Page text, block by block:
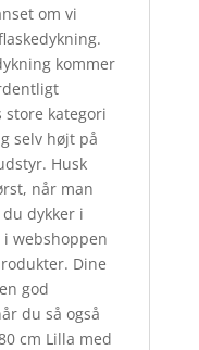
om vi
kommer
store kategori
selv højt på
Husk
når man
dykker i
webshoppen
Dine
god
du så også
cm Lilla med